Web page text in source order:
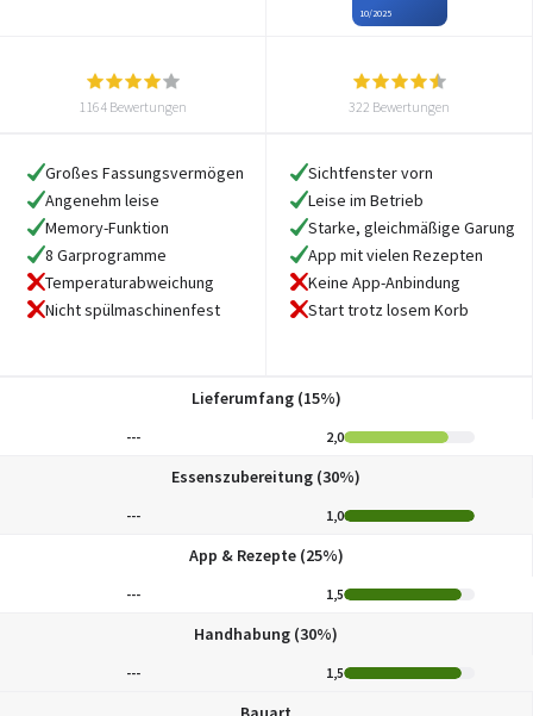
10/2025
1164 Bewertungen 322 Bewertungen
Großes Fassungsvermögen
Angenehm leise
Memory-Funktion
8 Garprogramme
Temperaturabweichung
Nicht spülmaschinenfest
Sichtfenster vorn
Leise im Betrieb
Starke, gleichmäßige Garung
App mit vielen Rezepten
Keine App-Anbindung
Start trotz losem Korb
Lieferumfang (15%)
--- 2,0
Essenszubereitung (30%)
--- 1,0
App & Rezepte (25%)
--- 1,5
Handhabung (30%)
--- 1,5